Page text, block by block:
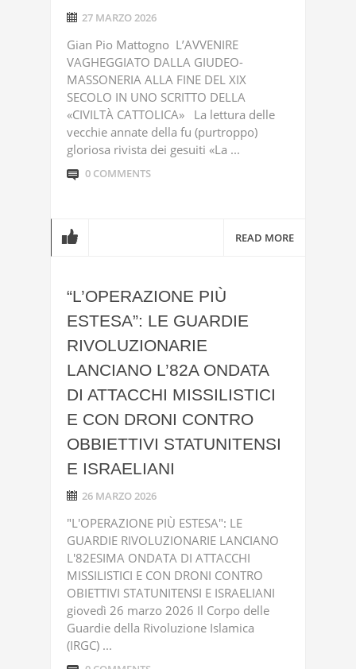
27 MARZO 2026
Gian Pio Mattogno L’AVVENIRE
VAGHEGGIATO DALLA GIUDEO-
MASSONERIA ALLA FINE DEL XIX
SECOLO IN UNO SCRITTO DELLA
«CIVILTÀ CATTOLICA» La lettura delle
vecchie annate della fu (purtroppo)
gloriosa rivista dei gesuiti «La ...
0 COMMENTS
READ MORE
“L’OPERAZIONE PIÙ
ESTESA”: LE GUARDIE
RIVOLUZIONARIE
LANCIANO L’82A ONDATA
DI ATTACCHI MISSILISTICI
E CON DRONI CONTRO
OBBIETTIVI STATUNITENSI
E ISRAELIANI
26 MARZO 2026
"L'OPERAZIONE PIÙ ESTESA": LE
GUARDIE RIVOLUZIONARIE LANCIANO
L'82ESIMA ONDATA DI ATTACCHI
MISSILISTICI E CON DRONI CONTRO
OBIETTIVI STATUNITENSI E ISRAELIANI
giovedì 26 marzo 2026 Il Corpo delle
Guardie della Rivoluzione Islamica
(IRGC) ...